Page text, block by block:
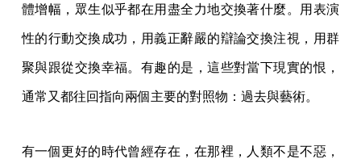
體增幅，眾生似乎都在用盡全力地交換著什麼。用表演
性的行動交換成功，用義正辭嚴的辯論交換注視，用群
聚與跟從交換幸福。有趣的是，這些對當下現實的恨，
通常又都往回指向兩個主要的對照物：過去與藝術。
有一個更好的時代曾經存在，在那裡，人類不是不惡，